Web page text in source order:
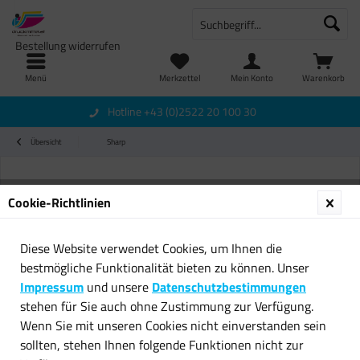
Menü Warenkorb
Merkzettel
Bestellung widerrufen
Mein Konto
Hotline +43 (0)2522 20 100 30
Übersicht Sharp
Cookie-Richtlinien
Diese Website verwendet Cookies, um Ihnen die
bestmögliche Funktionalität bieten zu können. Unser
Impressum und unsere Datenschutzbestimmungen
stehen für Sie auch ohne Zustimmung zur Verfügung.
Wenn Sie mit unseren Cookies nicht einverstanden sein
sollten, stehen Ihnen folgende Funktionen nicht zur